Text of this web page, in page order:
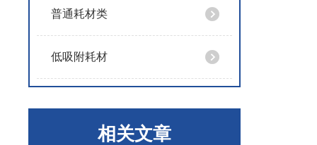
普通耗材类
低吸附耗材
相关文章